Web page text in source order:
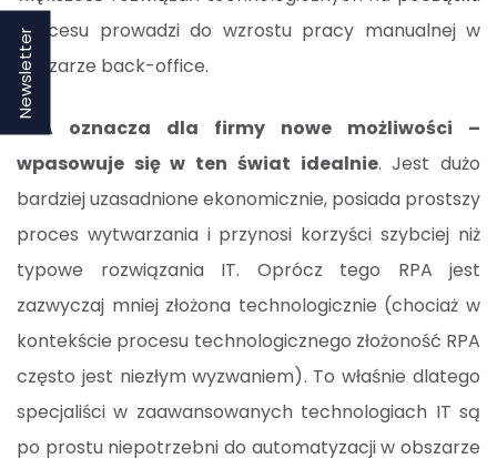
procesu prowadzi do wzrostu pracy manualnej w
obszarze back-office.
RPA oznacza dla firmy nowe możliwości –
wpasowuje się w ten świat idealnie. Jest dużo
bardziej uzasadnione ekonomicznie, posiada prostszy
proces wytwarzania i przynosi korzyści szybciej niż
typowe rozwiązania IT. Oprócz tego RPA jest
zazwyczaj mniej złożona technologicznie (chociaż w
kontekście procesu technologicznego złożoność RPA
często jest niezłym wyzwaniem). To właśnie dlatego
specjaliści w zaawansowanych technologiach IT są
po prostu niepotrzebni do automatyzacji w obszarze
Newsletter